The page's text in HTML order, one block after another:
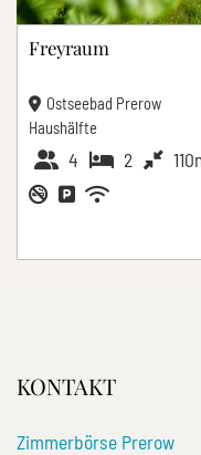
Freyraum
Ostseebad Prerow
Haushälfte
4 2
KONTAKT
Zimmerbörse Prerow